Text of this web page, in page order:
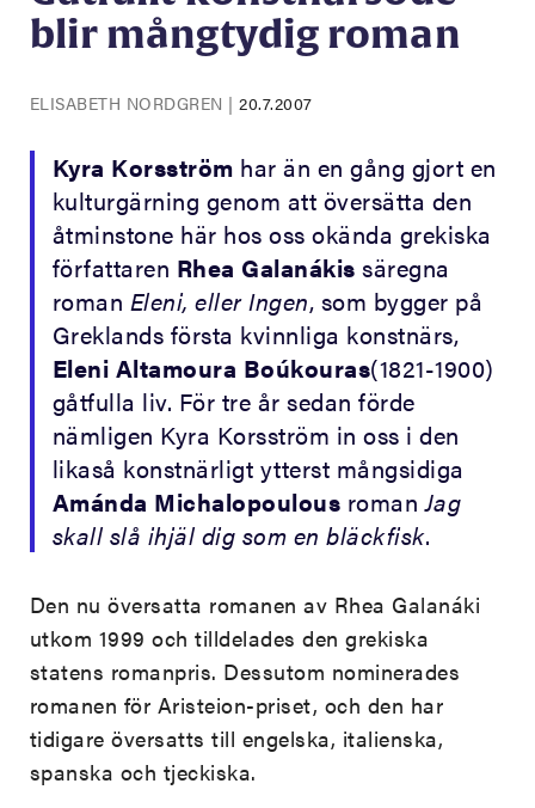
blir mångtydig roman
ELISABETH NORDGREN |20.7.2007
Kyra Korsström har än en gång gjort en
kulturgärning genom att översätta den
åtminstone här hos oss okända grekiska
författaren Rhea Galanákis säregna
roman Eleni, eller Ingen, som bygger på
Greklands första kvinnliga konstnärs,
Eleni Altamoura Boúkouras(1821-1900)
gåtfulla liv. För tre år sedan förde
nämligen Kyra Korsström in oss i den
likaså konstnärligt ytterst mångsidiga
Amánda Michalopoulous romanJag
skall slå ihjäl dig som en bläckfisk.
Den nu översatta romanen av Rhea Galanáki
utkom 1999 och tilldelades den grekiska
statens romanpris. Dessutom nominerades
romanen för Aristeion-priset, och den har
tidigare översatts till engelska, italienska,
spanska och tjeckiska.